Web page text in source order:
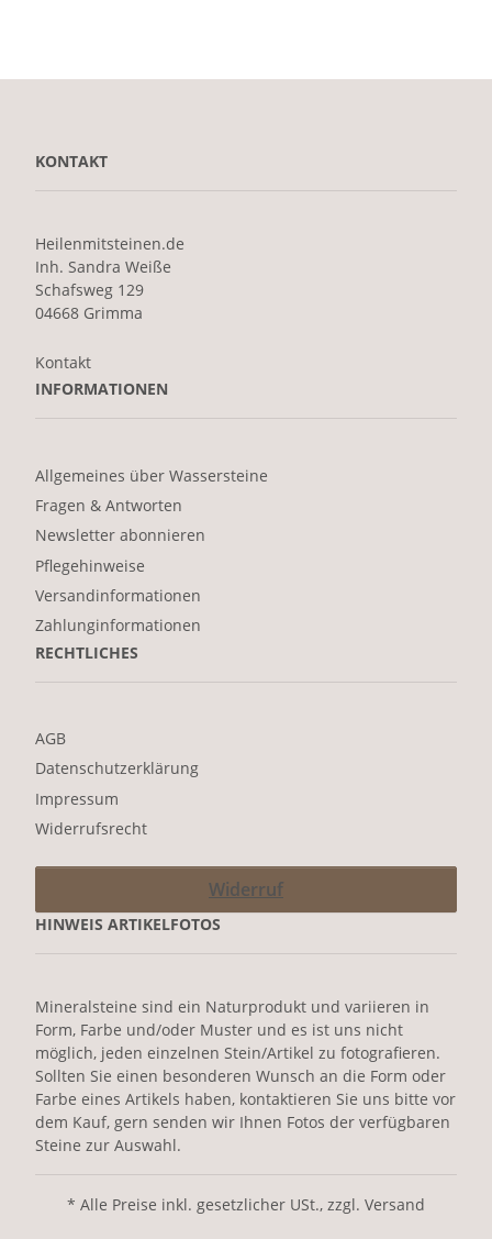
KONTAKT
Heilenmitsteinen.de
Inh. Sandra Weiße
Schafsweg 129
04668 Grimma
Kontakt
INFORMATIONEN
Allgemeines über Wassersteine
Fragen & Antworten
Newsletter abonnieren
Pflegehinweise
Versandinformationen
Zahlunginformationen
RECHTLICHES
AGB
Datenschutzerklärung
Impressum
Widerrufsrecht
Widerruf
HINWEIS ARTIKELFOTOS
Mineralsteine sind ein Naturprodukt und variieren in
Form, Farbe und/oder Muster und es ist uns nicht
möglich, jeden einzelnen Stein/Artikel zu fotografieren.
Sollten Sie einen besonderen Wunsch an die Form oder
Farbe eines Artikels haben, kontaktieren Sie uns bitte vor
dem Kauf, gern senden wir Ihnen Fotos der verfügbaren
Steine zur Auswahl.
* Alle Preise inkl. gesetzlicher USt., zzgl. Versand